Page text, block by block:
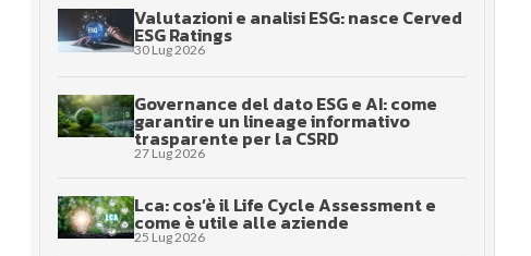
Valutazioni e analisi ESG: nasce Cerved
ESG Ratings
30 Lug 2026
Governance del dato ESG e AI: come
garantire un lineage informativo
trasparente per la CSRD
27 Lug 2026
Lca: cos’è il Life Cycle Assessment e
come è utile alle aziende
25 Lug 2026